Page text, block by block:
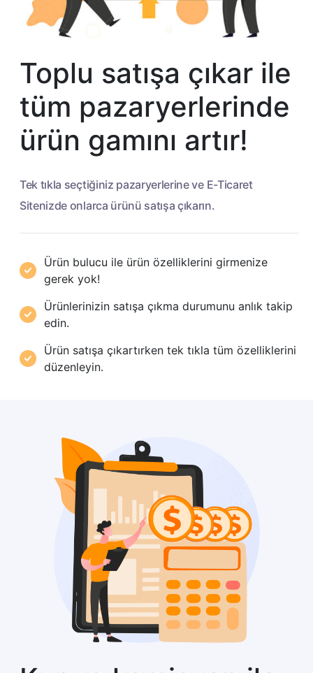
Toplu satışa çıkar ile
tüm pazaryerlerinde
ürün gamını artır!
Tek tıkla seçtiğiniz pazaryerlerine ve E-Ticaret
Sitenizde onlarca ürünü satışa çıkarın.
Ürün bulucu ile ürün özelliklerini girmenize
gerek yok!
Ürünlerinizin satışa çıkma durumunu anlık takip
edin.
Ürün satışa çıkartırken tek tıkla tüm özelliklerini
düzenleyin.